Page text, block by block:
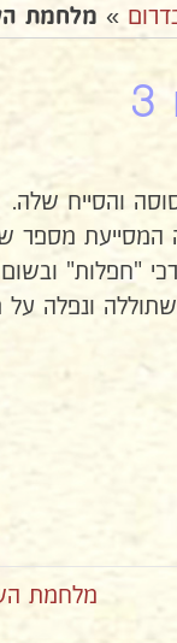
» מלחמת
המסייעת
"חפלות"
ונפלה על
מלחמת